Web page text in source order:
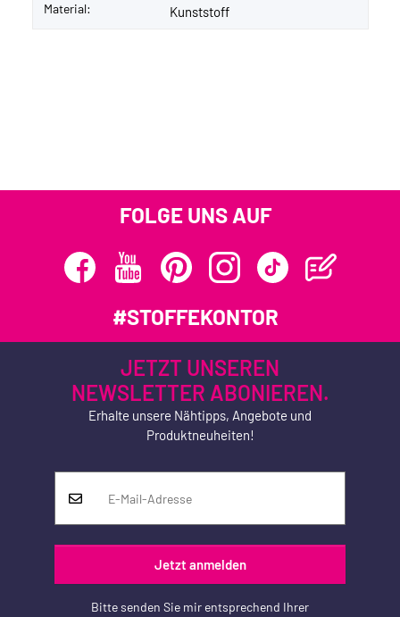
Material: Kunststoff
FOLGE UNS AUF
#STOFFEKONTOR
JETZT UNSEREN
NEWSLETTER ABONIEREN.
Erhalte unsere Nähtipps, Angebote und
Produktneuheiten!
Jetzt anmelden
Bitte senden Sie mir entsprechend Ihrer